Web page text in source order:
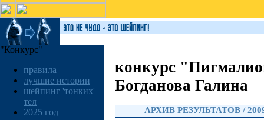
"Конкурс"
правила
лучшие истории
шейпинг 'тонких'
тел
2025 год
конкурс
Богданова Галина
АРХИВ РЕЗУЛЬТАТОВ /